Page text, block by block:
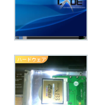
ハードウェア